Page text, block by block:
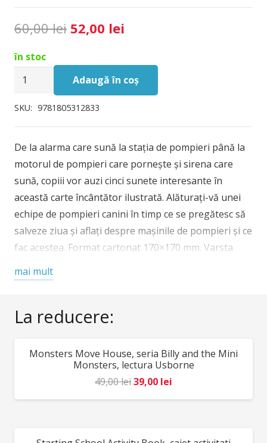
60,00lei Prețul
a
fost:
60,00 lei.
52,00 lei
este:
52,00 lei.
în stoc
Cantitate
go
a
Fire
Engine,
sunete,
Usborne
Adaugă în coș
SKU: 9781805312833
De la alarma care sună la stația de pompieri până la
motorul de pompieri care pornește și sirena care
sună, copiii vor auzi cinci sunete interesante în
această carte încântător ilustrată. Alăturați-vă unei
echipe de pompieri canini în timp ce se pregătesc să
salveze ziua și aflați despre mașinile de pompieri și ce
fac acestea. Format cartonat 170×170 mm. Varsta
engine revving and the siren blaring, there are five
exciting sounds for children to hear in this
fighters as they get ready to save the day, and find
out about fire engines and what they do.
mai mult
La reducere:
REDUCERI!
Monsters Move House, seria Billy and the Mini
Monsters, lectura Usborne
49,00leiPrețul
inițial
39,00 lei
curent